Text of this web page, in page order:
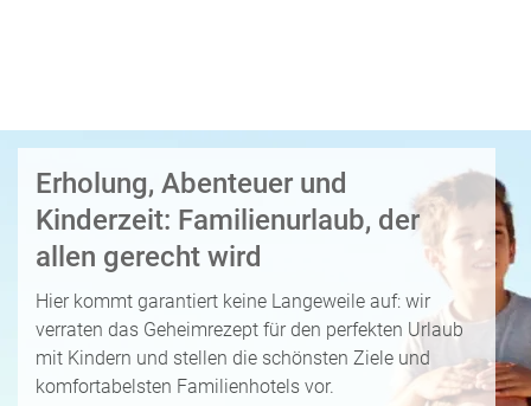
o
R
ei
s
e
zi
el
e
d
h
a
lr
e
i
e
n
K
p
e
a
l
s
F
r
ü
h
WhatsApp
Facebook
Messenger
Telegram
X /
Twitter
Erholung, Abenteuer und
Kinderzeit: Familienurlaub, der
allen gerecht wird
Hier kommt garantiert keine Langeweile auf: wir
verraten das Geheimrezept für den perfekten Urlaub
mit Kindern und stellen die schönsten Ziele und
komfortabelsten Familienhotels vor.